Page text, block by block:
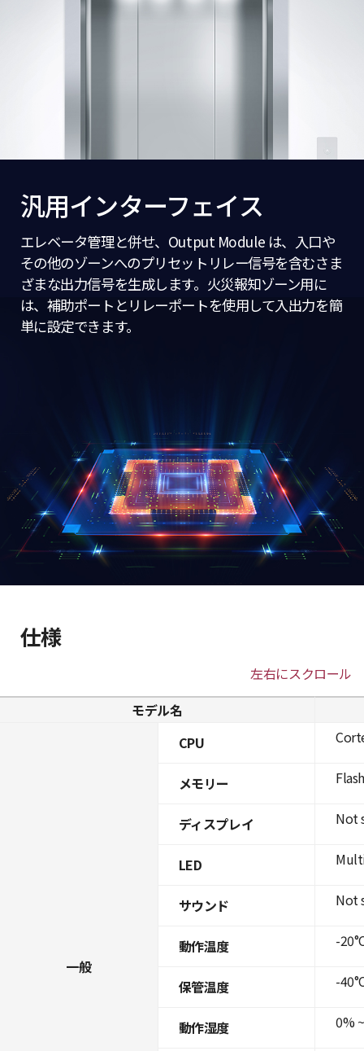
汎用インターフェイス
エレベータ管理と併せ、Output Module は、入口や
その他のゾーンへのプリセットリレー信号を含むさま
ざまな出力信号を生成します。火災報知ゾーン用に
は、補助ポートとリレーポートを使用して入出力を簡
単に設定できます。
仕様
左右にスクロール
モデル名
一般
CPU
メモリー
ディスプレイ
LED
サウンド
動作温度
保管温度
動作湿度
Not
Not
-
-
0%